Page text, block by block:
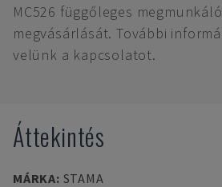
MC526 függőleges
megvásárlását. További
velünk a kapcsolatot.
Áttekintés
MÁRKA: STAMA